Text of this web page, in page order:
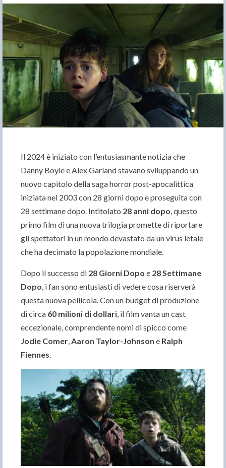
Il 2024 è iniziato con l’entusiasmante notizia che
Danny Boyle e Alex Garland stavano sviluppando un
nuovo capitolo della saga horror post-apocalittica
iniziata nel 2003 con 28 giorni dopo e proseguita con
28 settimane dopo. Intitolato 28 anni dopo, questo
primo film di una nuova trilogia promette di riportare
gli spettatori in un mondo devastato da un virus letale
che ha decimato la popolazione mondiale.
Dopo il successo di 28 Giorni Dopo e 28 Settimane
Dopo, i fan sono entusiasti di vedere cosa riserverà
questa nuova pellicola. Con un budget di produzione
di circa 60 milioni di dollari, il film vanta un cast
eccezionale, comprendente nomi di spicco come
Jodie Comer,Aaron Taylor-Johnson e Ralph
Fiennes.